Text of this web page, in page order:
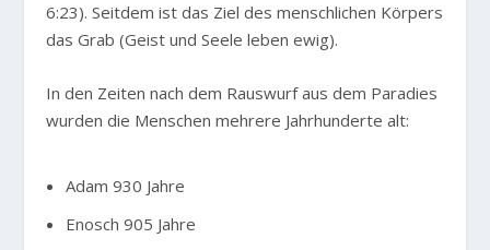
6:23). Seitdem ist das Ziel des menschlichen Körpers
das Grab (Geist und Seele leben ewig).
In den Zeiten nach dem Rauswurf aus dem Paradies
wurden die Menschen mehrere Jahrhunderte alt:
Adam 930 Jahre
Enosch 905 Jahre